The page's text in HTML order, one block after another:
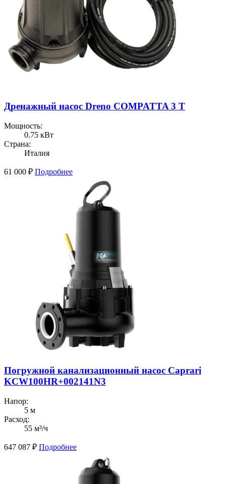
Дренажный насос Dreno COMPATTA 3 T
Мощность:
0.75 кВт
Страна:
Италия
61 000 ₽ Подробнее
Погружной канализационный насос Caprari
KCW100HR+002141N3
Напор:
5 м
Расход:
55 м³/ч
647 087 ₽ Подробнее